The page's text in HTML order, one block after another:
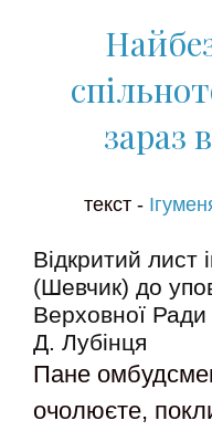
зараз
текст -
Відкритий лист
(Шевчик) до
Верховної
Д. Лубінця
Пане
очолюєте,